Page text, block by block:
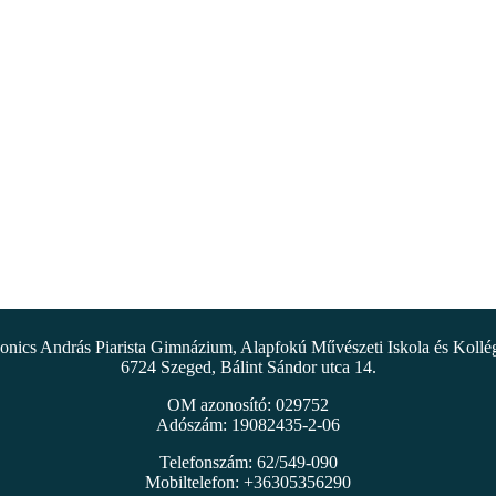
András Piarista Gimnázium, Alapfokú Művészeti Iskola és
6724 Szeged, Bálint Sándor utca 14.
OM azonosító: 029752
Adószám: 19082435-2-06
Telefonszám: 62/549-090
Mobiltelefon: +36305356290